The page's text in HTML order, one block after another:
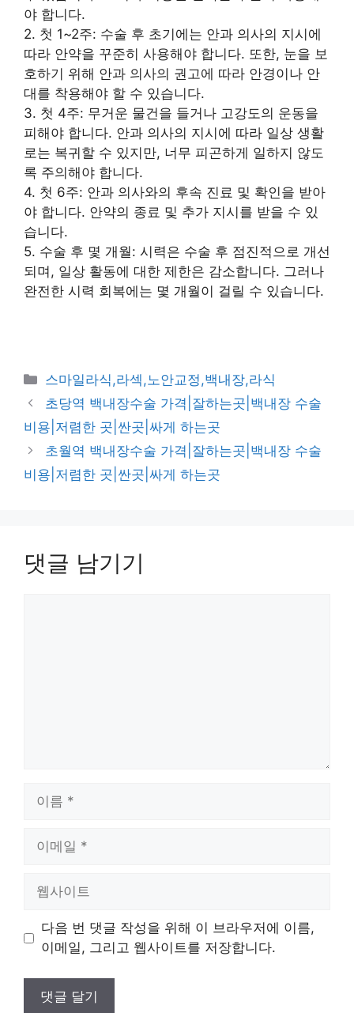
야 합니다.
2. 첫 1~2주: 수술 후 초기에는 안과 의사의 지시에
따라 안약을 꾸준히 사용해야 합니다. 또한, 눈을 보
호하기 위해 안과 의사의 권고에 따라 안경이나 안
대를 착용해야 할 수 있습니다.
3. 첫 4주: 무거운 물건을 들거나 고강도의 운동을
피해야 합니다. 안과 의사의 지시에 따라 일상 생활
로는 복귀할 수 있지만, 너무 피곤하게 일하지 않도
록 주의해야 합니다.
4. 첫 6주: 안과 의사와의 후속 진료 및 확인을 받아
야 합니다. 안약의 종료 및 추가 지시를 받을 수 있
습니다.
5. 수술 후 몇 개월: 시력은 수술 후 점진적으로 개선
되며, 일상 활동에 대한 제한은 감소합니다. 그러나
완전한 시력 회복에는 몇 개월이 걸릴 수 있습니다.
카
테
고
리
스마일라식,라섹,노안교정,백내장,라식
초당역 백내장수술 가격|잘하는곳|백내장 수술
비용|저렴한 곳|싼곳|싸게 하는곳
초월역 백내장수술 가격|잘하는곳|백내장 수술
비용|저렴한 곳|싼곳|싸게 하는곳
댓글 남기기
트
다음 번 댓글 작성을 위해 이 브라우저에 이름,
이메일, 그리고 웹사이트를 저장합니다.